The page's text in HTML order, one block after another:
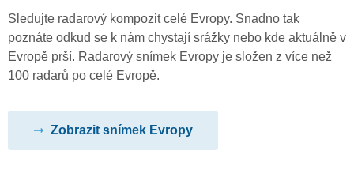
Sledujte radarový kompozit celé Evropy. Snadno tak
poznáte odkud se k nám chystají srážky nebo kde aktuálně v
Evropě prší. Radarový snímek Evropy je složen z více než
100 radarů po celé Evropě.
Zobrazit snímek Evropy